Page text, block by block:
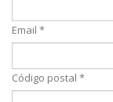
Email *
Código postal *